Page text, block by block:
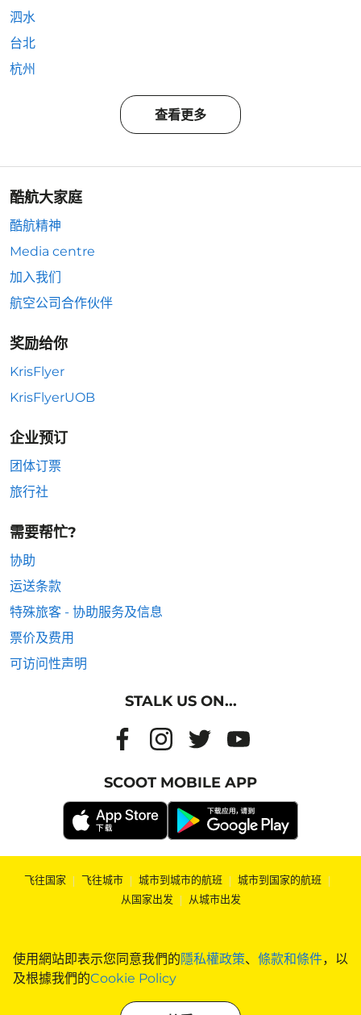
使用網站即表示您同意我們的隱私權政策、 條款和條件，以
及根據我們的Cookie Policy
泗水
台北
杭州
查看更多
酷航大家庭
酷航精神
Media centre
加入我们
航空公司合作伙伴
奖励给你
KrisFlyer
KrisFlyerUOB
企业预订
团体订票
旅行社
需要帮忙?
协助
运送条款
特殊旅客 - 协助服务及信息
票价及费用
可访问性声明
STALK US ON...
SCOOT MOBILE APP
飞往国家 | 飞往城市 | 城市到城市的航班 | 城市到国家的航班 |
从国家出发 | 从城市出发